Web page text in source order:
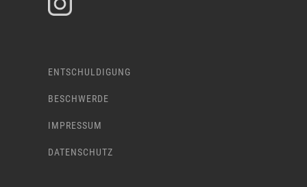
ENTSCHULDIGUNG
BESCHWERDE
IMPRESSUM
DATENSCHUTZ